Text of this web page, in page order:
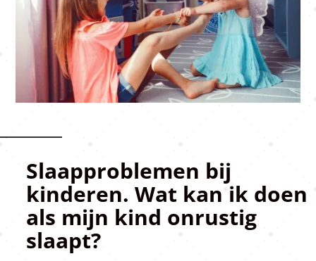
Slaapproblemen bij
kinderen. Wat kan ik doen
als mijn kind onrustig
slaapt?